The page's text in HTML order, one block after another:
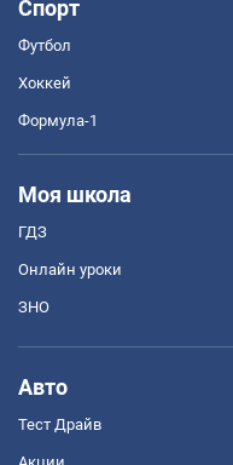
Спорт
Футбол
Хоккей
Формула-1
Моя школа
ГДЗ
Онлайн уроки
ЗНО
Авто
Тест Драйв